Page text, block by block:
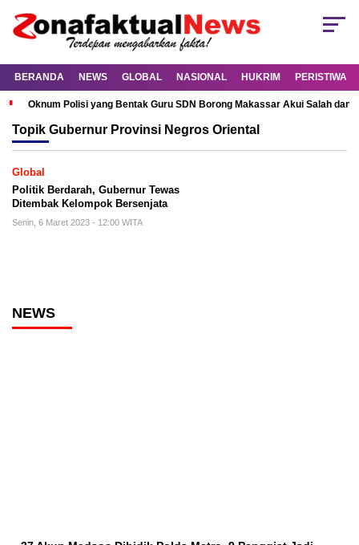
BERANDA NEWS GLOBAL NASIONAL HUKRIM PERISTIWA
Oknum Polisi yang Bentak Guru SDN Borong Makassar Akui Salah dan
Topik Gubernur Provinsi Negros Oriental
Global
Politik Berdarah, Gubernur Tewas
Ditembak Kelompok Bersenjata
Senin, 6 Maret 2023 - 12:00 WITA
NEWS